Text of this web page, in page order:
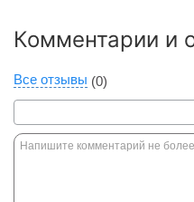
Комментарии и
Все отзывы (0)